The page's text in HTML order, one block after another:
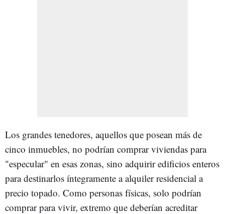
Los grandes tenedores, aquellos que posean más de
cinco inmuebles, no podrían comprar viviendas para
"especular" en esas zonas, sino adquirir edificios enteros
para destinarlos íntegramente a alquiler residencial a
precio topado. Como personas físicas, solo podrían
comprar para vivir, extremo que deberían acreditar